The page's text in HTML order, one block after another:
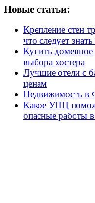
Новые статьи:
Крепление стен
что следует
Купить доменное
выбора хостера
Лучшие отели с
ценам
Недвижимость в
Какое УПЦ
опасные работы